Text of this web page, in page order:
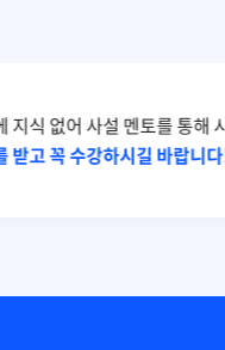
지식 없어 사설 멘토를 통해
받고 꼭 수강하시길 바랍니